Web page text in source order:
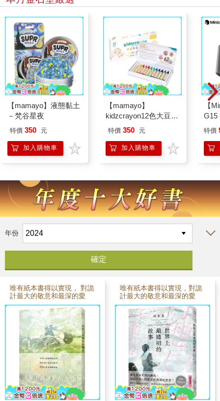
【mamayo】液態黏土
－梵谷星夜
特價 350 元
加入購物車
【mamayo】
kidzcrayon12色大豆蠟
筆
特價 350 元
加入購物車
【
G15
迷
特價
年份
唯有紙本書得以實現， 對詭
計最大的敬意和最深的愛
意！
唯有紙本書得以實現，對詭
計最大的敬意和最深的愛
意！